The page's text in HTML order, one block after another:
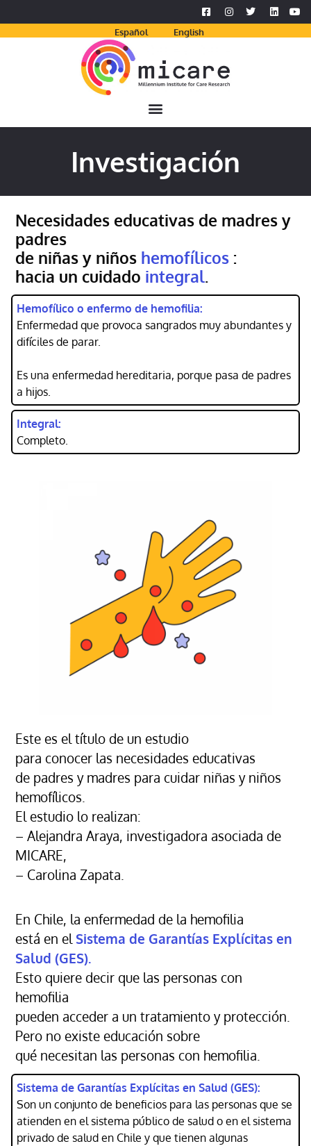
Español English
Investigación
Necesidades educativas de madres y
padres
de niñas y niños hemofílicos :
hacia un cuidado integral.
Hemofílico o enfermo de hemofilia:
Enfermedad que provoca sangrados muy abundantes y
difíciles de parar.
Es una enfermedad hereditaria, porque pasa de padres
a hijos.
Integral:
Completo.
Este es el título de un estudio
para conocer las necesidades educativas
de padres y madres para cuidar niñas y niños
hemofílicos.
El estudio lo realizan:
– Alejandra Araya, investigadora asociada de
MICARE,
– Carolina Zapata.
En Chile, la enfermedad de la hemofilia
está en el Sistema de Garantías Explícitas en
Salud (GES).
Esto quiere decir que las personas con
hemofilia
pueden acceder a un tratamiento y protección.
Pero no existe educación sobre
qué necesitan las personas con hemofilia.
Sistema de Garantías Explícitas en Salud (GES):
Son un conjunto de beneficios para las personas que se
atienden en el sistema público de salud o en el sistema
privado de salud en Chile y que tienen algunas